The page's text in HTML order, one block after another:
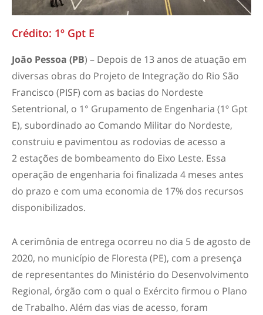
Crédito: 1º Gpt E
João Pessoa (PB) – Depois de 13 anos de atuação em
diversas obras do Projeto de Integração do Rio São
Francisco (PISF) com as bacias do Nordeste
Setentrional, o 1° Grupamento de Engenharia (1º Gpt
E), subordinado ao Comando Militar do Nordeste,
construiu e pavimentou as rodovias de acesso a
2 estações de bombeamento do Eixo Leste. Essa
operação de engenharia foi finalizada 4 meses antes
do prazo e com uma economia de 17% dos recursos
disponibilizados.
A cerimônia de entrega ocorreu no dia 5 de agosto de
2020, no município de Floresta (PE), com a presença
de representantes do Ministério do Desenvolvimento
Regional, órgão com o qual o Exército firmou o Plano
de Trabalho. Além das vias de acesso, foram